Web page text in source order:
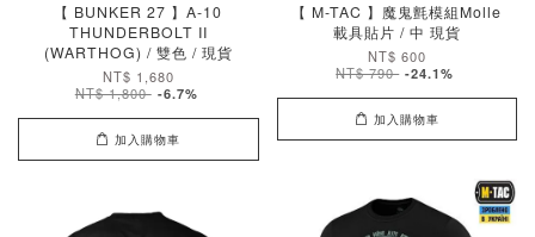
【 BUNKER 27 】A-10
THUNDERBOLT II
(WARTHOG) / 雙色 / 現貨
NT$ 1,680
NT$ 1,800 -6.7%
加入購物車
【 M-TAC 】魔鬼氈模組Molle
載具貼片 / 中 現貨
NT$ 600
NT$ 790 -24.1%
加入購物車